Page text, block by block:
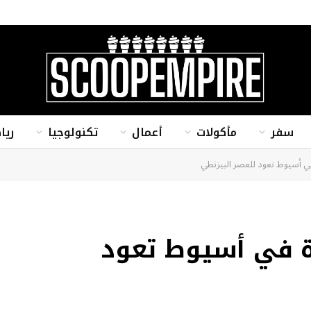
سفر مأكولات أعمال تكنولوجيا
أسيوط تعود للعصر البيزنطي
في أسيوط تعود